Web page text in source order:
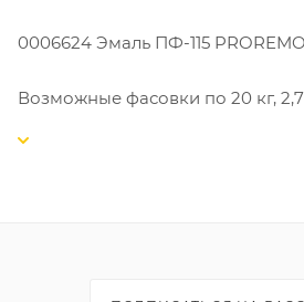
0006624 Эмаль ПФ-115
Возможные фасовки по 20 кг, 2,7